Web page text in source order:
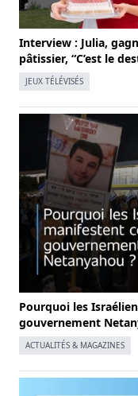
Interview : Julia,
pâtissier, “C’est le
JEUX TÉLÉVISÉS
Pourquoi les
gouvernement
ACTUALITÉS & MAGAZINES